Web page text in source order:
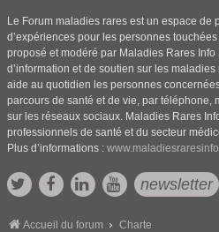
Le Forum maladies rares est un espace de
d’expériences pour les personnes
proposé et modéré par Maladies Rares Info
d’information et de soutien sur les
aide au quotidien les personnes
parcours de santé et de vie, par téléphone,
sur les réseaux sociaux. Maladies Rares
professionnels de santé et du secteur
Plus d’informations :
newsletter
Accueil du forum Charte